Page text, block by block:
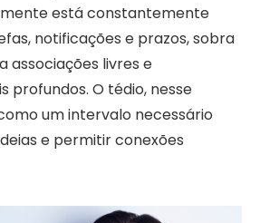
mente está constantemente
notificações e prazos, sobra
associações livres e
profundos. O tédio, nesse
um intervalo necessário
e permitir conexões